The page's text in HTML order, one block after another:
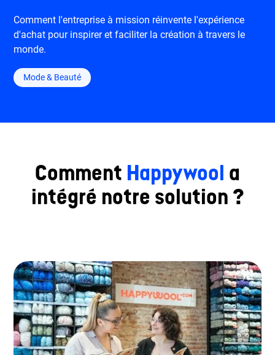
Comment l'entreprise à mission réinvente l'expérience
d'achat pour inspirer et faciliter la création à travers le
monde.
Mode & Beauté
Comment Happywool a
intégré notre solution ?